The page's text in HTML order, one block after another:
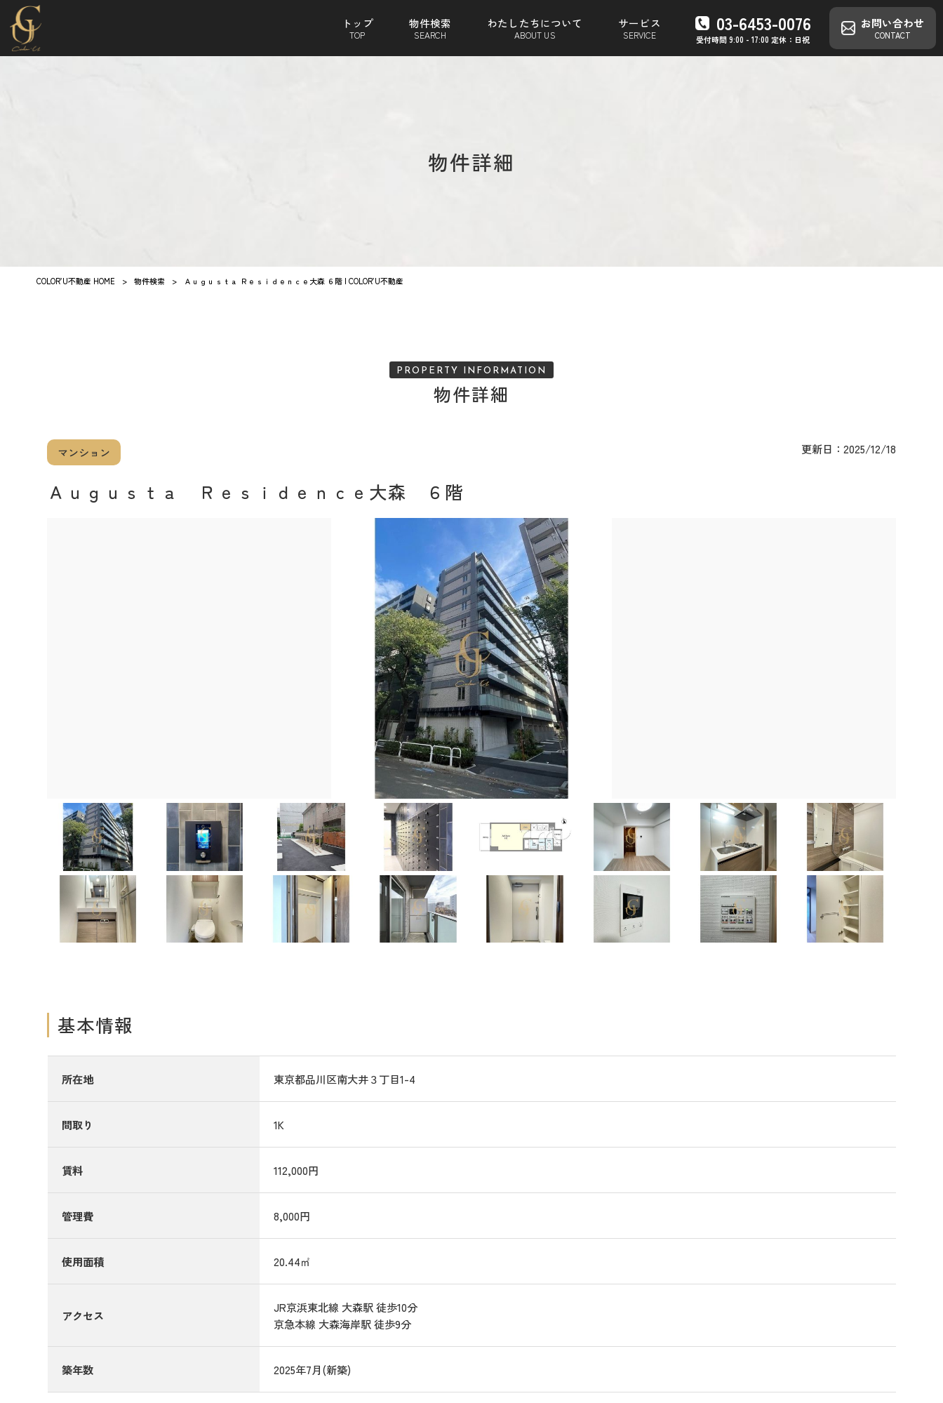
トップ
TOP
物件検索
SEARCH
わたしたちについて
ABOUT US
サービス
SERVICE 03-6453-0076
受付時間 9:00 - 17:00 定休：日祝
お問い合わせ
CONTACT
物件詳細
COLOR’U不動産 HOME > 物件検索 > Ａｕｇｕｓｔａ Ｒｅｓｉｄｅｎｃｅ大森 ６階 | COLOR’U不動産
PROPERTY INFORMATION
物件詳細
マンション 更新日： 2025/12/18
Ａｕｇｕｓｔａ Ｒｅｓｉｄｅｎｃｅ大森 ６階
基本情報
所在地 東京都品川区南大井３丁目1-4
間取り 1K
賃料 112,000円
管理費 8,000円
使用面積 20.44㎡
アクセス
JR京浜東北線 大森駅 徒歩10分
京急本線 大森海岸駅 徒歩9分
築年数 2025年7月(新築)